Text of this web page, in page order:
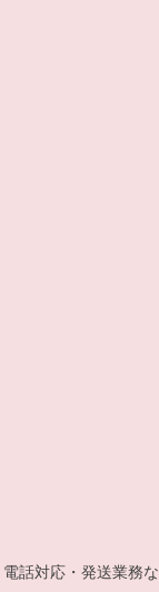
話対応・発送業務な